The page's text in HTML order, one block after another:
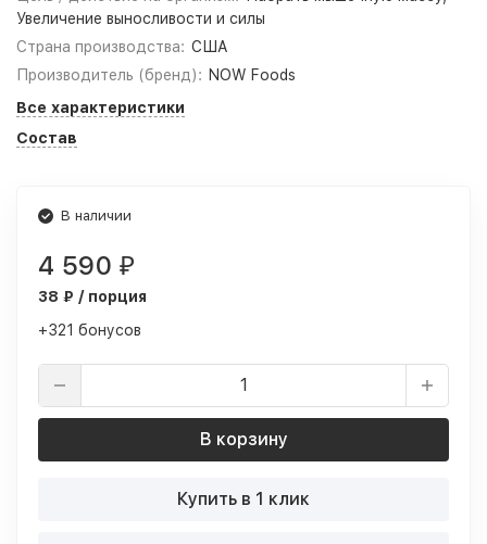
Увеличение выносливости и силы
Страна производства: США
Производитель (бренд): NOW Foods
Все характеристики
Состав
В наличии
4 590 ₽
38 ₽ / порция
+321 бонусов
В корзину
Купить в 1 клик